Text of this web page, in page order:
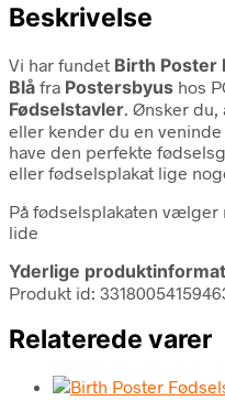
Beskrivelse
Vi har fundet Birth Poster
Blå fra Postersbyus hos
Fødselstavler. Ønsker du,
eller kender du en
have den perfekte
eller fødselsplakat lige
På fødselsplakaten vælger
lide
Yderlige
Produkt id:
Relaterede varer